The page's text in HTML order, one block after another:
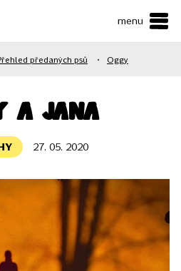
menu
předaných psů • Oggy
a Jana
27. 05. 2020